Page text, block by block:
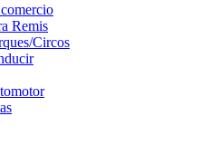
Remis
Circos